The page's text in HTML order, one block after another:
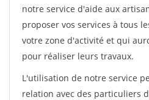
notre service d'aide aux
proposer vos services à tous
votre zone d'activité et qui
pour réaliser leurs travaux.
L'utilisation de notre service
relation avec des particuliers